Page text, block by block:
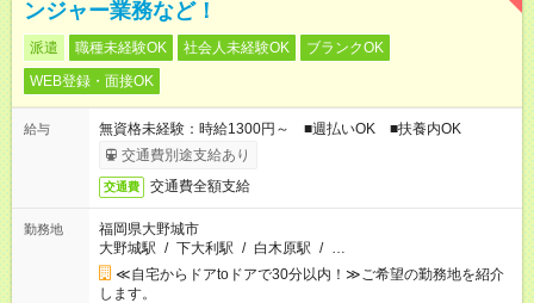
ンジャー業務など！
派遣 職種未経験OK 社会人未経験OK
ブランクOK
WEB登録・面接OK
給与
無資格未経験：時給1300円～ ■週払いOK ■扶養内OK
交通費別途支給あり
交通費 交通費全額支給
勤務地
福岡県大野城市
大野城駅 / 下大利駅 / 白木原駅 / …
≪自宅からドアtoドアで30分以内！≫ご希望の勤務地を紹介
します。